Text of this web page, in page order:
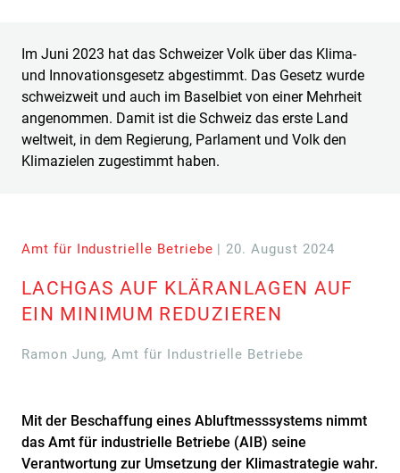
Im Juni 2023 hat das Schweizer Volk über das Klima-
und Innovationsgesetz abgestimmt. Das Gesetz wurde
schweizweit und auch im Baselbiet von einer Mehrheit
angenommen. Damit ist die Schweiz das erste Land
weltweit, in dem Regierung, Parlament und Volk den
Klimazielen zugestimmt haben.
Amt für Industrielle Betriebe | 20. August 2024
LACHGAS AUF KLÄRANLAGEN AUF
EIN MINIMUM REDUZIEREN
Ramon Jung, Amt für Industrielle Betriebe
Mit der Beschaffung eines Abluftmesssystems nimmt
das Amt für industrielle Betriebe (AIB) seine
Verantwortung zur Umsetzung der Klimastrategie wahr.